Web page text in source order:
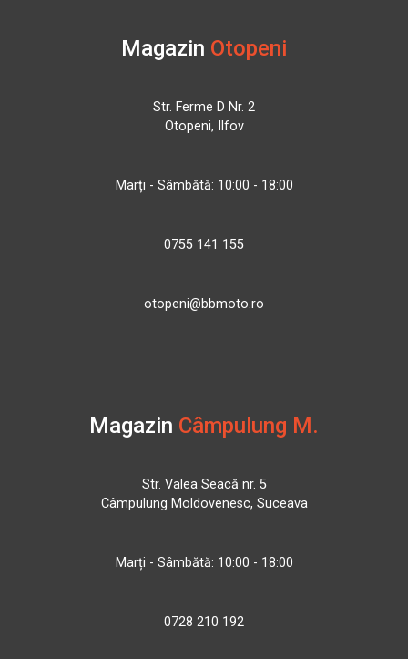
Magazin Otopeni
Str. Ferme D Nr. 2
Otopeni, Ilfov
Marți - Sâmbătă: 10:00 - 18:00
0755 141 155
otopeni@bbmoto.ro
Magazin Câmpulung M.
Str. Valea Seacă nr. 5
Câmpulung Moldovenesc, Suceava
Marți - Sâmbătă: 10:00 - 18:00
0728 210 192